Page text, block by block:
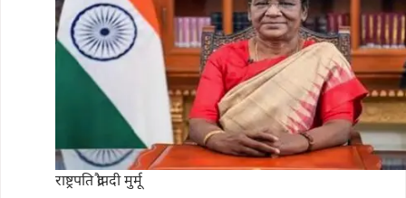
राष्ट्रपति द्रौपदी मुर्मू